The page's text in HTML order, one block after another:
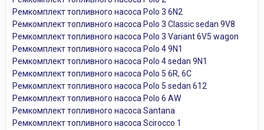
Ремкомплект топливного насоса Polo 3 6N2
Ремкомплект топливного насоса Polo 3 Classic sedan 9V8
Ремкомплект топливного насоса Polo 3 Variant 6V5 wagon
Ремкомплект топливного насоса Polo 4 9N1
Ремкомплект топливного насоса Polo 4 sedan 9N1
Ремкомплект топливного насоса Polo 5 6R, 6C
Ремкомплект топливного насоса Polo 5 sedan 612
Ремкомплект топливного насоса Polo 6 AW
Ремкомплект топливного насоса Santana
Ремкомплект топливного насоса Scirocco 1